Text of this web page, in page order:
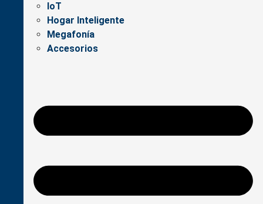
IoT
Hogar Inteligente
Megafonía
Accesorios